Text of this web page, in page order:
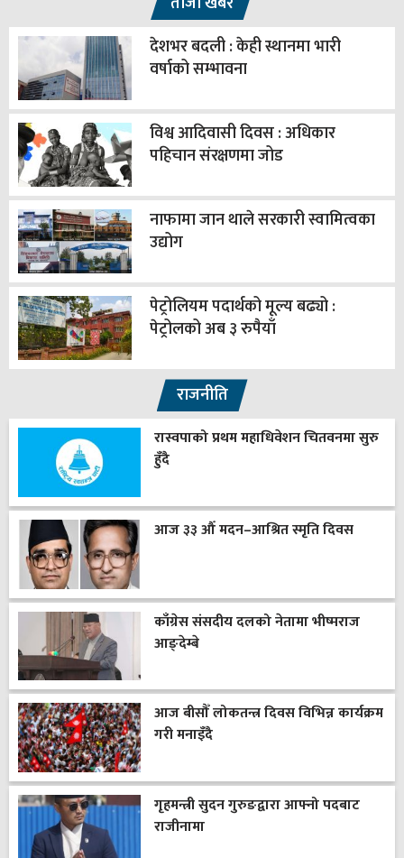
देशभर बदली : केही स्थानमा भारी
वर्षाको सम्भावना
विश्व आदिवासी दिवस : अधिकार
पहिचान संरक्षणमा जोड
नाफामा जान थाले सरकारी स्वामित्वका
उद्योग
पेट्रोलियम पदार्थको मूल्य बढ्यो :
पेट्रोलको अब ३ रुपैयाँ
राजनीति
रास्वपाको प्रथम महाधिवेशन चितवनमा सुरु
हुँदै
आज ३३ औँ मदन–आश्रित स्मृति दिवस
काँग्रेस संसदीय दलको नेतामा भीष्मराज
आङ्देम्बे
आज बीसौँ लोकतन्त्र दिवस विभिन्न कार्यक्रम
गरी मनाइँदै
गृहमन्त्री सुदन गुरुङद्वारा आफ्नो पदबाट
राजीनामा